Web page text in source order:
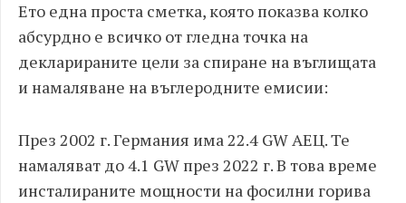
Ето една проста сметка, която показва колко
абсурдно е всичко от гледна точка на
декларираните цели за спиране на въглищата
и намаляване на въглеродните емисии:
През 2002 г. Германия има 22.4 GW АЕЦ. Те
намаляват до 4.1 GW през 2022 г. В това време
инсталираните мощности на фосилни горива